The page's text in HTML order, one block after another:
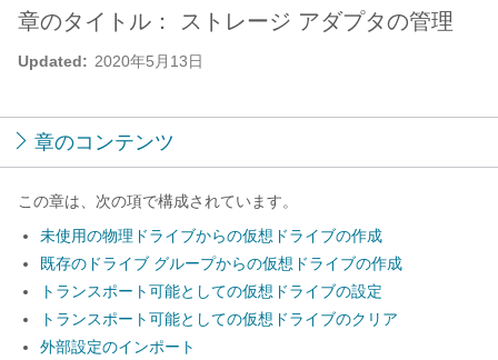
Updated: 2020年5月13日
章のタイトル： ストレージ アダプタの管理
章のコンテンツ
この章は、次の項で構成されています。
未使用の物理ドライブからの仮想ドライブの作成
既存のドライブ グループからの仮想ドライブの作成
トランスポート可能としての仮想ドライブの設定
トランスポート可能としての仮想ドライブのクリア
外部設定のインポート